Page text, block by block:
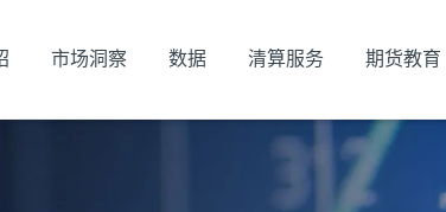
市场洞察 数据 清算服务 期货教育